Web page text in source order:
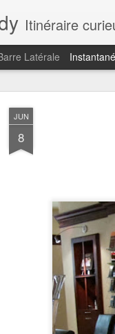
JUN
8
Itinéraire
Latérale Instantané